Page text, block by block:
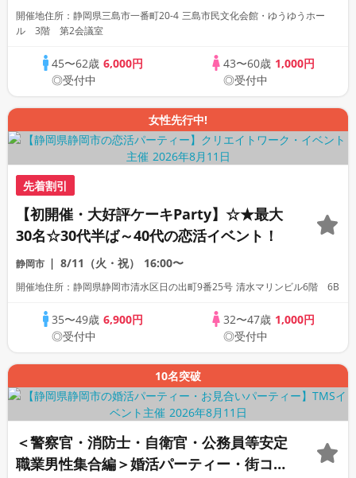
開催地住所：静岡県三島市一番町20-4 三島市民文化会館・ゆうゆうホー
ル 3階 第2会議室
45〜62歳6,000円
◎受付中
43〜60歳 1,000円
◎受付中
女性先行中!
先着割引
【初開催・大好評ケーキParty】☆★最大
30名☆30代半ば～40代の恋活イベント！
静岡市 8/11（火・祝） 16:00〜
開催地住所：静岡県静岡市清水区日の出町9番25号 清水マリンビル6階 6B
35〜49歳6,900円
◎受付中
32〜47歳 1,000円
◎受付中
10名突破
＜警察官・消防士・自衛官・公務員等安定
職業男性集合編＞婚活パーティー・街コ